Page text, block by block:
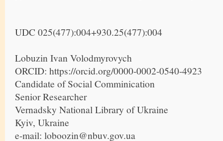
UDC 025(477):004+930.25(477):004
Lobuzin Ivan Volodmyrovych
ORCID: https://orcid.org/0000-0002-0540-4923
Candidate of Social Comminication
Senior Researcher
Vernadsky National Library of Ukraine
Kyiv, Ukraine
e-mail: loboozin@nbuv.gov.ua